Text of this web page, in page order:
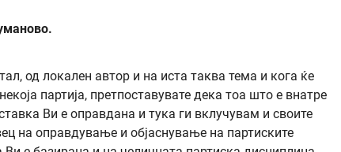
од локален автор и на иста таква тема и кога ќе
партија, претпоставувате дека тоа што е внатре
Ви е оправдана и тука ги вклучувам и своите
на оправдување и објаснување на партиските